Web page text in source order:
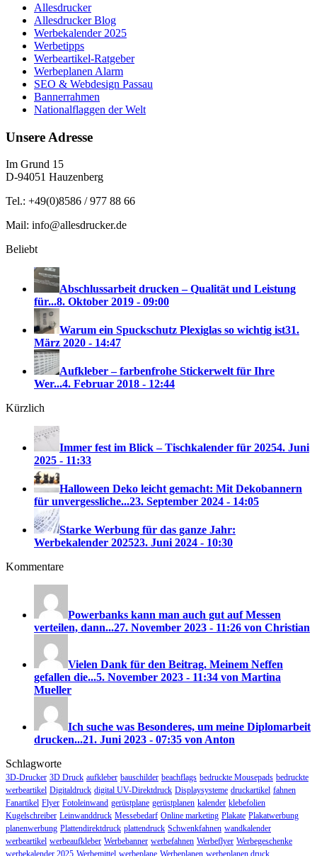
Allesdrucker
Allesdrucker Blog
Werbekalender 2025
Werbetipps
Werbeartikel-Ratgeber
Werbeplanen Alarm
SEO & Webdesign Passau
Bannerrahmen
Nationalflaggen der Welt
Unsere Adresse
Im Grund 15
D-94051 Hauzenberg
Tel.: +49(0)8586 / 977 88 66
Mail: info@allesdrucker.de
Beliebt
Abschlussarbeit drucken – Qualität und Leistung
für...8. Oktober 2019 - 09:00
Warum ein Spuckschutz Plexiglas so wichtig ist31.
März 2020 - 14:47
Aufkleber – farbenfrohe Stickerwelt für Ihre
Wer...4. Februar 2018 - 12:44
Kürzlich
Immer fest im Blick – Tischkalender für 20254. Juni
2025 - 11:33
Halloween Deko leicht gemacht: Mit Dekobannern
für unvergessliche...23. September 2024 - 14:05
Starke Werbung für das ganze Jahr:
Werbekalender 202523. Juni 2024 - 10:30
Kommentare
Powerbanks kann man auch gut auf Messen
verteilen, dann...27. November 2023 - 11:26 von Christian
Vielen Dank für den Beitrag. Meinem Neffen
gefallen die...5. November 2023 - 11:34 von Martina
Mueller
Ich suche was Besonderes, um meine Diplomarbeit
drucken...21. Juni 2023 - 07:35 von Anton
Schlagworte
3D-Drucker 3D Druck aufkleber bauschilder beachflags bedruckte Mousepads bedruckte
werbeartikel Digitaldruck digital UV-Direktdruck Displaysysteme druckartikel fahnen
Fanartikel Flyer Fotoleinwand gerüstplane gerüstplanen kalender klebefolien
Kugelschreiber Leinwanddruck Messebedarf Online marketing Plakate Plakatwerbung
planenwerbung Plattendirektdruck plattendruck Schwenkfahnen wandkalender
werbeartikel werbeaufkleber Werbebanner werbefahnen Werbeflyer Werbegeschenke